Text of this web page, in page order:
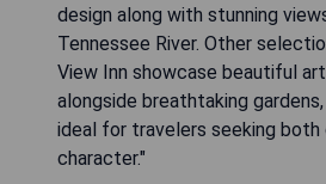
design along with stunning
Tennessee River. Other
View Inn showcase beautiful
alongside breathtaking
ideal for travelers seeking
character."